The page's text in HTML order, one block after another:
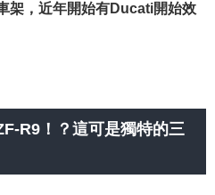
架，近年開始有Ducati開始效
R9！？這可是獨特的三